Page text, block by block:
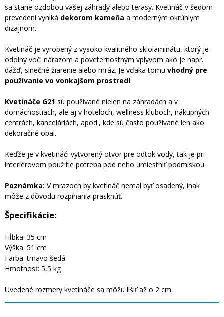
sa stane ozdobou vašej záhrady alebo terasy. Kvetináč v šedom
prevedení vyniká dekorom kameňa a moderným okrúhlym
dizajnom.
Kvetináč je vyrobený z vysoko kvalitného sklolaminátu, ktorý je
odolný voči nárazom a poveternostným vplyvom ako je napr.
dážď, slnečné žiarenie alebo mráz. Je vďaka tomu vhodný pre
používanie vo vonkajšom prostredí.
Kvetináče G21 sú používané nielen na záhradách a v
domácnostiach, ale aj v hoteloch, wellness kluboch, nákupných
centrách, kanceláriách, apod., kde sú často používané len ako
dekoračné obal.
Keďže je v kvetináči vytvorený otvor pre odtok vody, tak je pri
interiérovom použitie potreba pod neho umiestniť podmiskou.
Poznámka: V mrazoch by kvetináč nemal byť osadený, inak
môže z dôvodu rozpínania prasknúť.
Špecifikácie:
Hĺbka: 35 cm
Výška: 51 cm
Farba: tmavo šedá
Hmotnosť: 5,5 kg
Uvedené rozmery kvetináče sa môžu líšiť až o 2 cm.